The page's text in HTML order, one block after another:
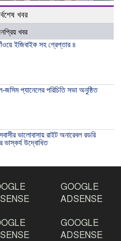
খবর
খবর
ইজিবাইক সহ গ্রেপ্তার ৪
জসিম প্যানেলের পরিচিতি সভা অনুষ্ঠিত
ভালোবাসায় রাইট অনারেবল রডরি
ভাস্কর্য উদ্বোধিত
প্রগতিশীল সাংবাদিকদের ভুমিকা গুরুত্বপূর্ণ
হাসান চৌধুরী
GOOGLE
ADSENSE
GOOGLE
ADSENSE